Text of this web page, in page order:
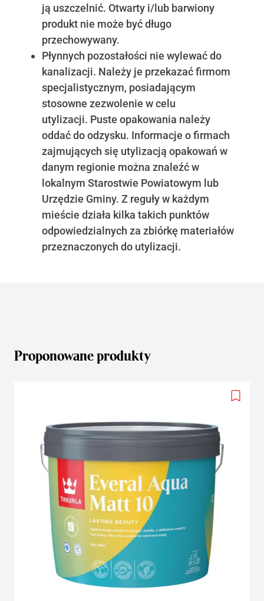
ją uszczelnić. Otwarty i/lub barwiony
produkt nie może być długo
przechowywany.
Płynnych pozostałości nie wylewać do
kanalizacji. Należy je przekazać firmom
specjalistycznym, posiadającym
stosowne zezwolenie w celu
utylizacji. Puste opakowania należy
oddać do odzysku. Informacje o firmach
zajmujących się utylizacją opakowań w
danym regionie można znaleźć w
lokalnym Starostwie Powiatowym lub
Urzędzie Gminy. Z reguły w każdym
mieście działa kilka takich punktów
odpowiedzialnych za zbiórkę materiałów
przeznaczonych do utylizacji.
Proponowane produkty
Add